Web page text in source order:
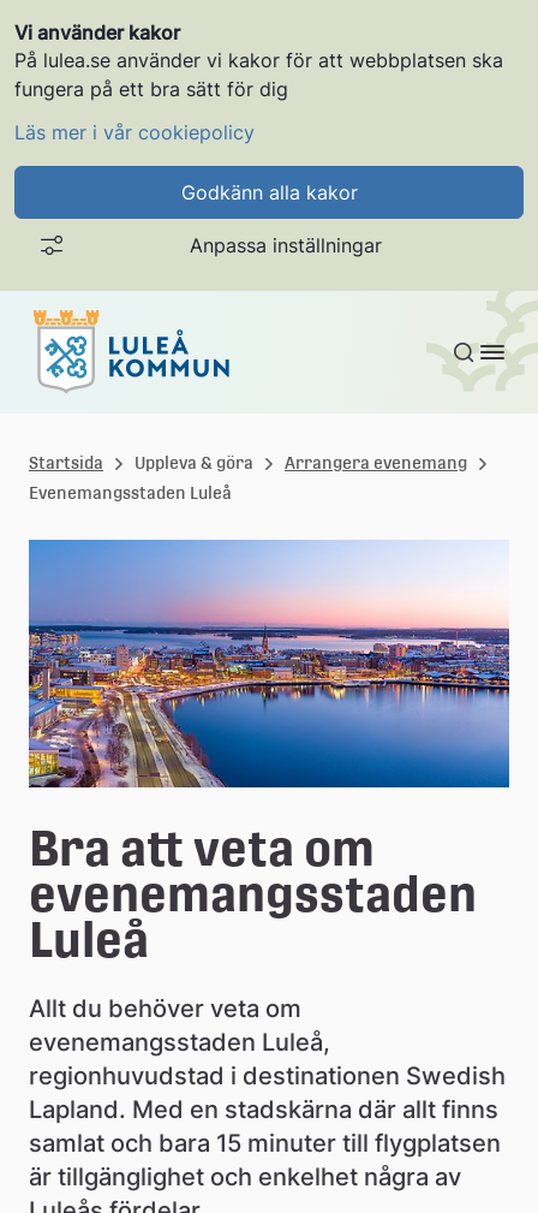
Vi använder kakor
På lulea.se använder vi kakor för att webbplatsen ska
fungera på ett bra sätt för dig
Läs mer i vår cookiepolicy
Godkänn alla kakor
Anpassa inställningar
Gå till innehållet
u
l
e
å
k
o
m
m
u
n
Startsida Uppleva & göra
Arrangera evenemang
Evenemangsstaden Luleå
Bra att veta om
evenemangsstaden
Luleå
Allt du behöver veta om
evenemangsstaden Luleå,
regionhuvudstad i destinationen Swedish
Lapland. Med en stadskärna där allt finns
samlat och bara 15 minuter till flygplatsen
är tillgänglighet och enkelhet några av